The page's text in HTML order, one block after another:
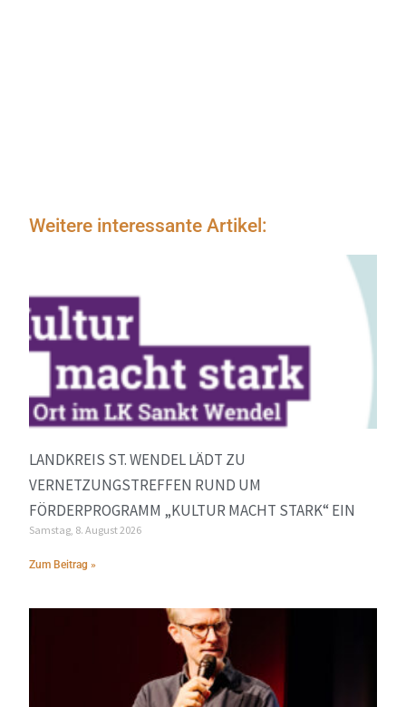
Weitere interessante Artikel:
LANDKREIS ST. WENDEL LÄDT ZU
VERNETZUNGSTREFFEN RUND UM
FÖRDERPROGRAMM „KULTUR MACHT STARK“ EIN
Samstag, 8. August 2026
Zum Beitrag »